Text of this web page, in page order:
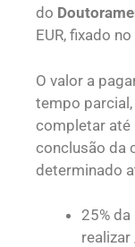
do
EUR, fixado no
O valor a
tempo
completar até
conclusão da
determinado
25%
realizar